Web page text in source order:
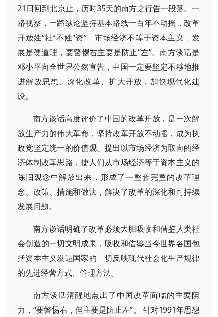
21日回到北京止，历时35天的南方之行告一段落。一
路视察，一路纵论坚持基本路线一百年不动摇，改革
开放姓“社”不姓“资”，市场经济不等于资本主义，发
展是硬道理，要警惕右主要是防止“左”。南方谈话是
邓小平向全世界公然宣告，中国一定要坚定不移地推
进解放思想、深化改革、扩大开放，加快现代化建
设。
南方谈话高度评价了中国的改革开放，是一次解
放生产力的伟大革命，坚持改革开放不动摇，成为执
政党坚定统一的价值观。提出以市场经济为取向的经
济体制改革思路，使人们从市场经济等于资本主义的
陈旧观念中解放出来，形成了一整套完整的改革理
念、政策、措施和做法，解决了改革的深化和可持续
发展问题。
南方谈话明确了改革必须大胆吸收和借鉴人类社
会创造的一切文明成果，吸收和借鉴当今世界各国包
括资本主义发达国家的一切反映现代社会化生产规律
的先进经营方式、管理方法。
南方谈话清醒地点出了中国改革面临的主要阻
力，“要警惕右，但主要是防止左”。 针对1991年思想